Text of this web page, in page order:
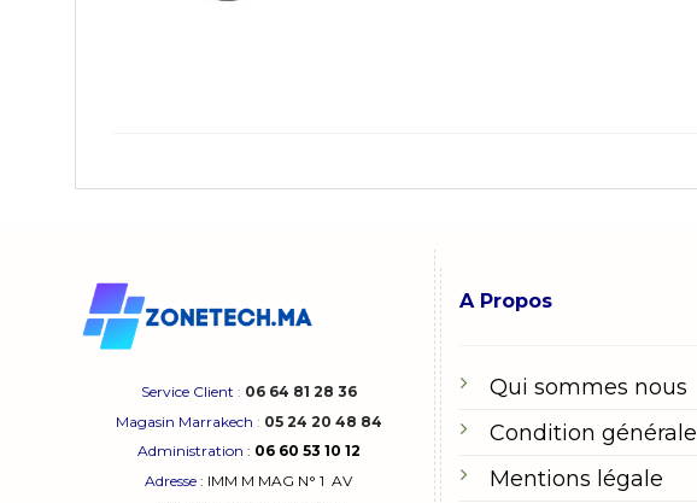
Service Client : 06 64 81 28 36
Magasin Marrakech : 05 24 20 48 84
Administration : 06 60 53 10 12
Adresse : IMM M MAG N° 1AV
A Propos
Qui sommes nous
Condition générale
Mentions légale